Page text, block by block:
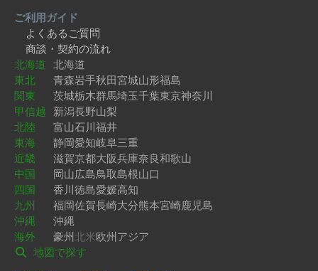
ご利用ガイド
よくあるご質問
商談・契約の流れ
北海道 北海道
東北
青森岩手秋田宮城山形福島
関東
茨城栃木群馬埼玉千葉東京神奈川
甲信越 新潟長野山梨
北陸
富山石川福井
東海
静岡愛知岐阜三重
近畿
滋賀京都大阪兵庫奈良和歌山
中国
岡山広島鳥取島根山口
四国
香川徳島愛媛高知
九州
福岡佐賀長崎大分熊本宮崎鹿児島
沖縄
沖縄
海外
豪州北米欧州アジア
地図で探す